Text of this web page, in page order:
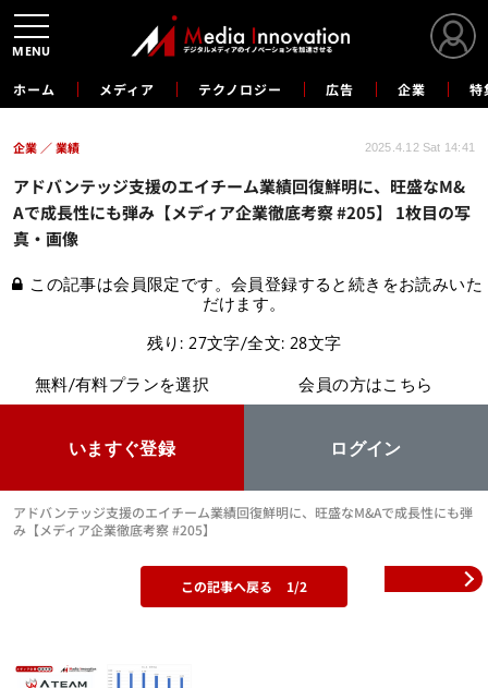
ホーム メディア テクノロジー 広告 企業 特
アドバンテッジ支援のエイチーム業績回復鮮明に、旺盛なM&
Aで成長性にも弾み【メディア企業徹底考察 #205】 1枚目の写
真・画像
企業 業績 2025.4.12 Sat 14:41
この記事は会員限定です。会員登録すると続きをお読みいた
だけます。
残り: 27文字/全文: 28文字
無料/有料プランを選択
いますぐ登録
会員の方はこちら
ログイン
アドバンテッジ支援のエイチーム業績回復鮮明に、旺盛なM&Aで成長性にも弾
み【メディア企業徹底考察 #205】
この記事へ戻る 1/2
MENU